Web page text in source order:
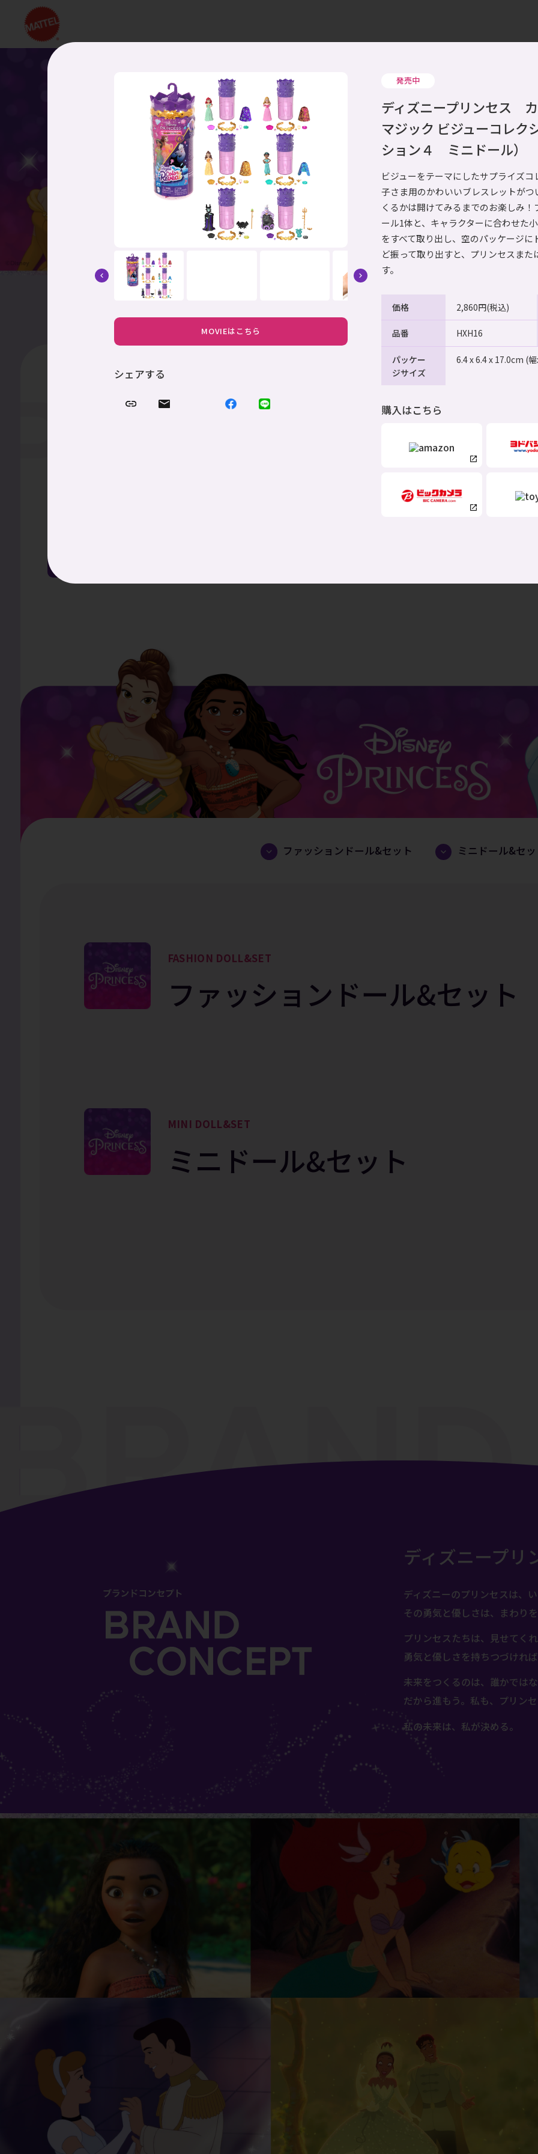
お知らせ
LINE UP
商品情報
ファッションドール&セット ミニドール&セ
FASHION DOLL&SET
ファッションドール&セット
MINI DOLL&SET
ミニドール&セット
ディズニープリ
ディズニーのプリンセスは、
その勇気と優しさは、まわり
プリンセスたちは、⾒せてく
勇気と優しさを持ちつづけれ
未来をつくるのは、誰かでは
だから進もう。私も、プリン
私の未来は、私が決める。
MOVIEはこちら
シェアする
発売中
ディズニープリンセス
マジック ビジューコレク
ション４ ミニドール）
ビジューをテーマにしたサプライズ
子さま用のかわいいブレスレットが
くるかは開けてみるまでのお楽しみ
ール1体と、キャラクターに合わせた
をすべて取り出し、空のパッケージ
ど振って取り出すと、プリンセスま
す。
価格 2,860円(税込)
品番 HXH16
パッケー
ジサイズ
6.4 x 6.4 x 17.0cm (
購入はこちら